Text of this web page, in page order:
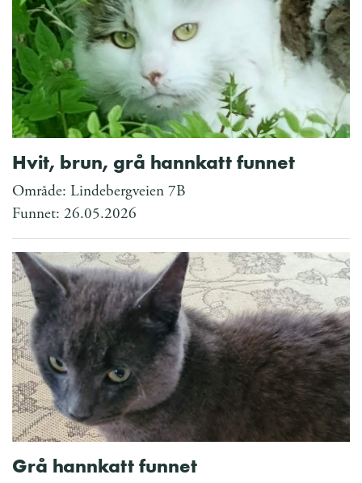
Hvit, brun, grå hannkatt funnet
Område: Lindebergveien 7B
Funnet: 26.05.2026
Grå hannkatt funnet